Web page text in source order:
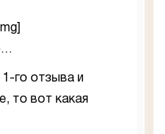
го отзыва и
то вот какая